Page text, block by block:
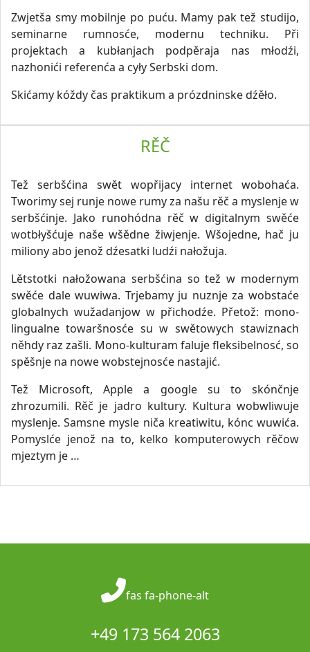
Zwjetša smy mobilnje po puću. Mamy pak tež studijo,
seminarne rumnosće, modernu techniku. Při
projektach a kubłanjach podpěraja nas młodźi,
nazhonići referenća a cyły Serbski dom.
Skićamy kóždy čas praktikum a prózdninske dźěło.
RĚČ
Tež serbšćina swět wopřijacy internet wobohaća.
Tworimy sej runje nowe rumy za našu rěč a myslenje w
serbšćinje. Jako runohódna rěč w digitalnym swěće
wotbłyšćuje naše wšědne žiwjenje. Wšojedne, hač ju
miliony abo jenož dźesatki ludźi nałožuja.
Lětstotki nałožowana serbšćina so tež w modernym
swěće dale wuwiwa. Trjebamy ju nuznje za wobstaće
globalnych wužadanjow w přichodźe. Přetož: mono-
lingualne towaršnosće su w swětowych stawiznach
něhdy raz zašli. Mono-kulturam faluje fleksibelnosć, so
spěšnje na nowe wobstejnosće nastajić.
Tež Microsoft, Apple a google su to skónčnje
zhrozumili. Rěč je jadro kultury. Kultura wobwliwuje
myslenje. Samsne mysle niča kreatiwitu, kónc wuwića.
Pomyslće jenož na to, kelko komputerowych rěčow
mjeztym je …
fas fa-phone-alt
+49 173 564 2063